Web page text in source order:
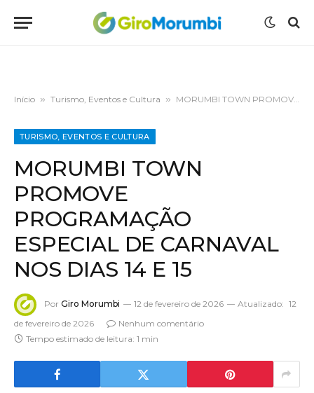
Início » Turismo, Eventos e Cultura » MORUMBI TOWN PROMOVE PROGRAMAÇÃO ESPECIAL DE CARNAVAL NOS DIAS 14 E 15
TURISMO, EVENTOS E CULTURA
MORUMBI TOWN
PROMOVE
PROGRAMAÇÃO
ESPECIAL DE CARNAVAL
NOS DIAS 14 E 15
Por Giro Morumbi 12 de fevereiro de 2026 Atualizado: 12
de fevereiro de 2026
Nenhum comentário
Tempo estimado de leitura: 1 min